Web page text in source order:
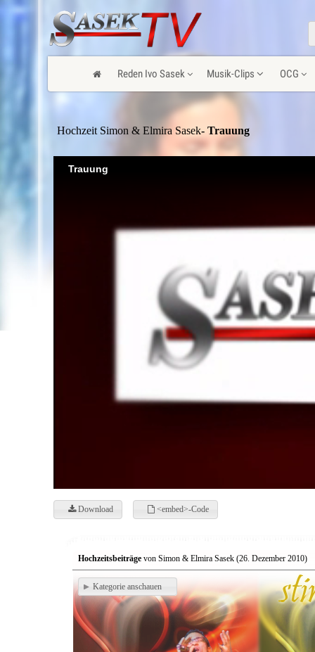
Reden Ivo Sasek Musik-Clips OCG
Hochzeit Simon & Elmira Sasek- Trauung
Trauung
Download <embed>-Code
Hochzeitsbeiträge von Simon & Elmira Sasek (26. Dezember 2010)
Kategorie anschauen